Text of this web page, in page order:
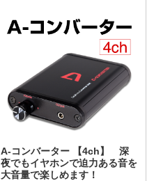
A-コンバーター 【4ch】 深
夜でもイヤホンで迫力ある音を
大音量で楽しめます！